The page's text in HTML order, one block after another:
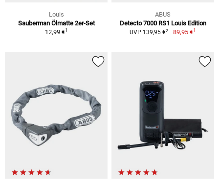
Louis
Sauberman Ölmatte 2er-Set
12,99 €1
ABUS
Detecto 7000 RS1 Louis Edition
UVP 139,95 €2 89,95 €1